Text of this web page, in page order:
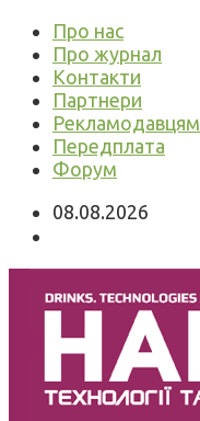
Про нас
Про журнал
Контакти
Партнери
Рекламодавцям
Передплата
Форум
08.08.2026